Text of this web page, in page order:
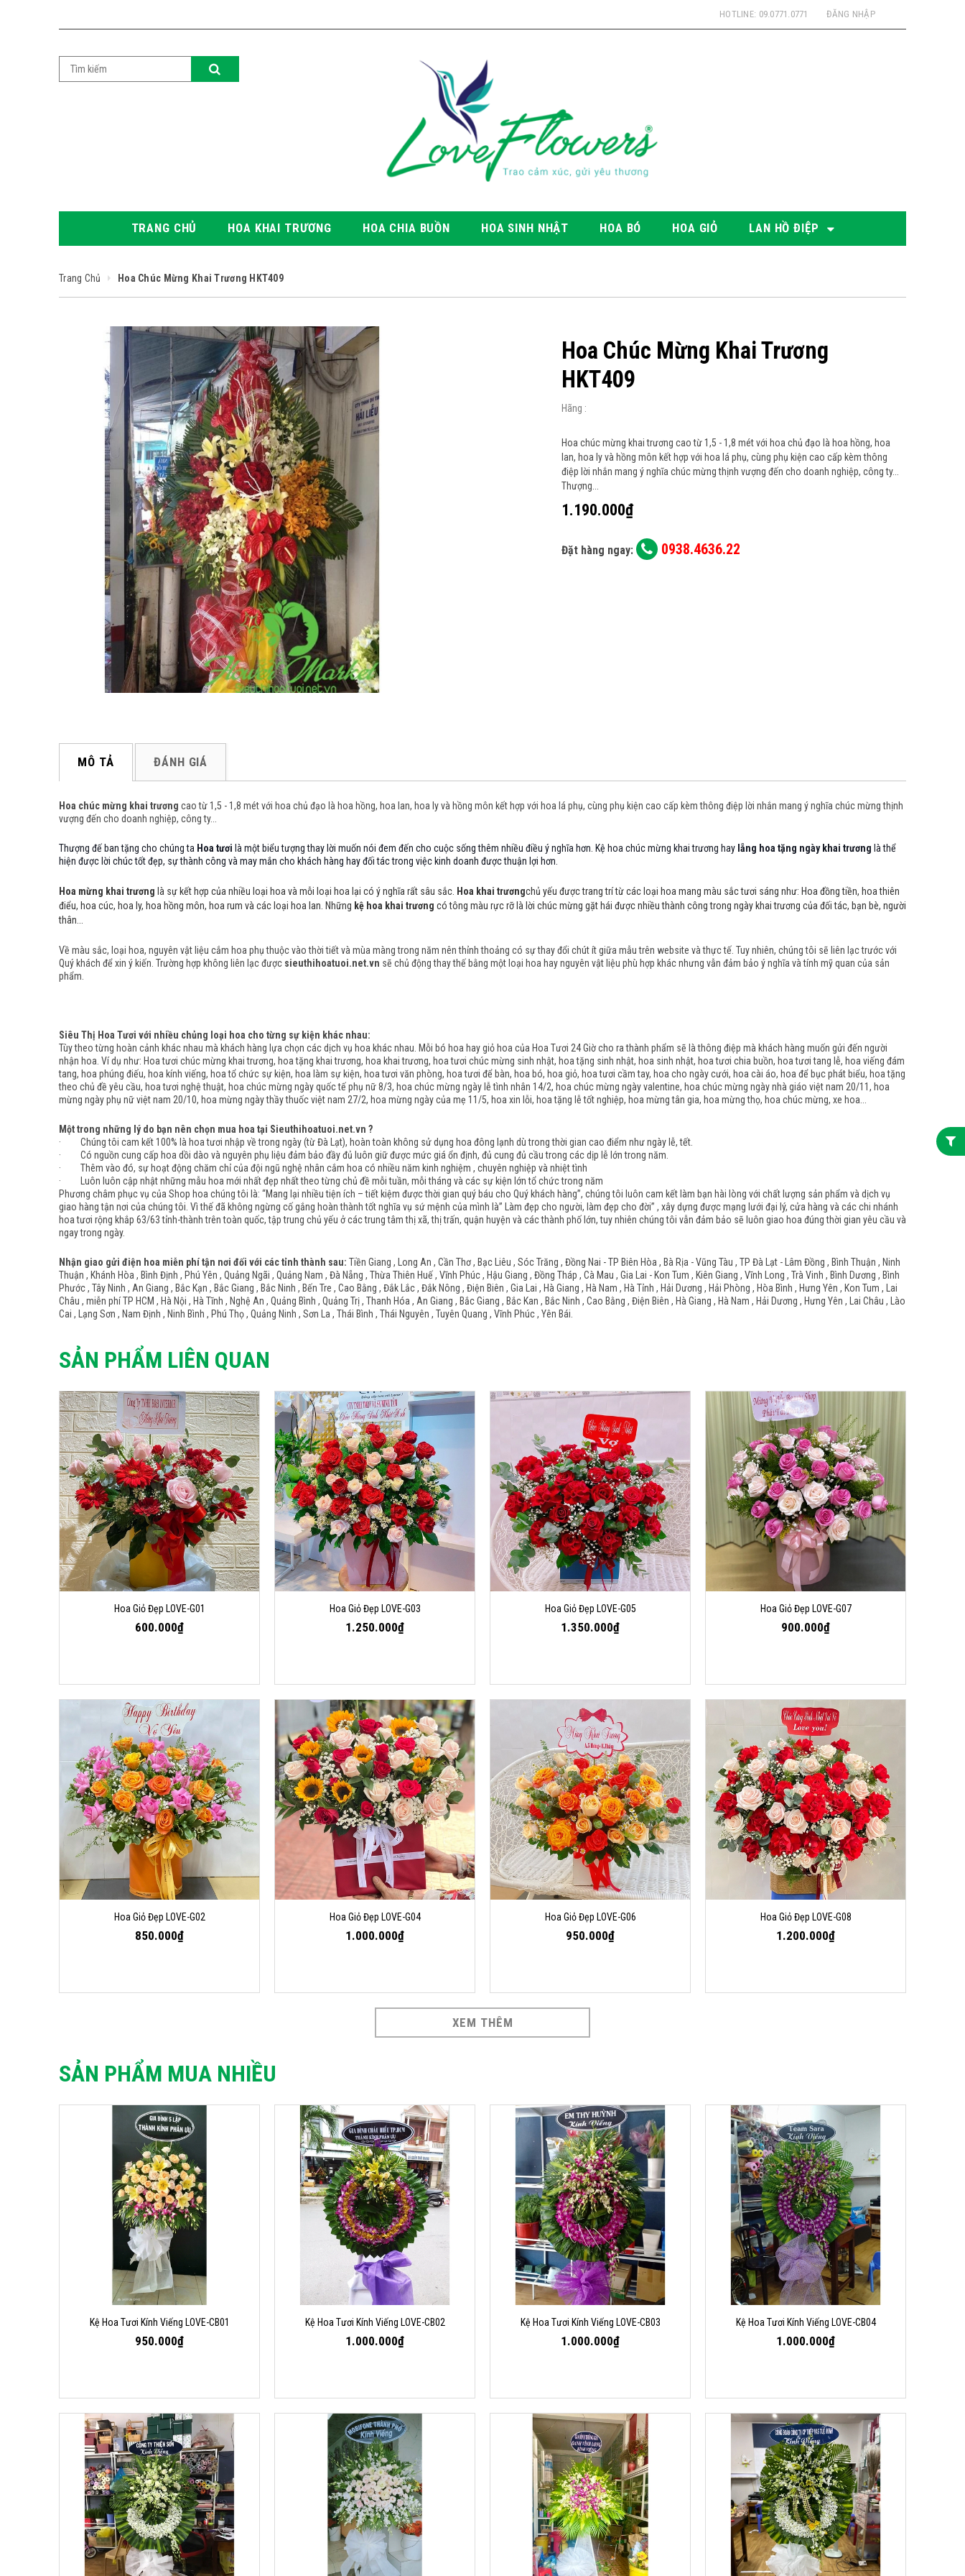
ĐĂNG NHẬP
HOTLINE: 09.0771.0771
TRANG CHỦ HOA KHAI TRƯƠNG HOA CHIA BUỒN HOA SINH NHẬT HOA BÓ HOA GIỎ LAN HỒ ĐIỆP
Trang Chủ Hoa Chúc Mừng Khai Trương HKT409
Hoa Chúc Mừng Khai Trương
HKT409
Hãng :
Hoa chúc mừng khai trương cao từ 1,5 - 1,8 mét với hoa chủ đạo là hoa hồng, hoa
lan, hoa ly và hồng môn kết hợp với hoa lá phụ, cùng phụ kiện cao cấp kèm thông
điệp lời nhắn mang ý nghĩa chúc mừng thịnh vượng đến cho doanh nghiệp, công ty...
Thượng...
1.190.000₫
Đặt hàng ngay: 0938.4636.22
MÔ TẢ ĐÁNH GIÁ
Hoa chúc mừng khai trương cao từ 1,5 - 1,8 mét với hoa chủ đạo là hoa hồng, hoa lan, hoa ly và hồng môn kết hợp với hoa lá phụ, cùng phụ kiện cao cấp kèm thông điệp lời nhắn mang ý nghĩa chúc mừng thịnh
vượng đến cho doanh nghiệp, công ty...
Thượng đế ban tặng cho chúng ta Hoa tươi là một biểu tượng thay lời muốn nói đem đến cho cuộc sống thêm nhiều điều ý nghĩa hơn. Kệ hoa chúc mừng khai trương hay lẵng hoa tặng ngày khai trương là thể
hiện được lời chúc tốt đẹp, sự thành công và may mắn cho khách hàng hay đối tác trong việc kinh doanh được thuận lợi hơn.
Hoa mừng khai trương là sự kết hợp của nhiều loại hoa và mỗi loại hoa lại có ý nghĩa rất sâu sắc. Hoa khai trươngchủ yếu được trang trí từ các loại hoa mang màu sắc tươi sáng như: Hoa đồng tiền, hoa thiên
điểu, hoa cúc, hoa ly, hoa hồng môn, hoa rum và các loại hoa lan. Những kệ hoa khai trương có tông màu rực rỡ là lời chúc mừng gặt hái được nhiều thành công trong ngày khai trương của đối tác, bạn bè, người
thân...
Về màu sắc, loại hoa, nguyên vật liệu cắm hoa phụ thuộc vào thời tiết và mùa màng trong năm nên thỉnh thoảng có sự thay đổi chút ít giữa mẫu trên website và thực tế. Tuy nhiên, chúng tôi sẽ liên lạc trước với
Quý khách để xin ý kiến. Trường hợp không liên lạc được sieuthihoatuoi.net.vn sẽ chủ động thay thế bằng một loại hoa hay nguyên vật liệu phù hợp khác nhưng vẫn đảm bảo ý nghĩa và tính mỹ quan của sản
phẩm.
Siêu Thị Hoa Tươi với nhiều chủng loại hoa cho từng sự kiện khác nhau:
Tùy theo từng hoàn cảnh khác nhau mà khách hàng lựa chọn các dịch vụ hoa khác nhau. Mỗi bó hoa hay giỏ hoa của Hoa Tươi 24 Giờ cho ra thành phẩm sẽ là thông điệp mà khách hàng muốn gửi đến người
nhận hoa. Ví dụ như: Hoa tươi chúc mừng khai trương, hoa tặng khai trương, hoa khai trương, hoa tươi chúc mừng sinh nhật, hoa tặng sinh nhật, hoa sinh nhật, hoa tươi chia buồn, hoa tươi tang lễ, hoa viếng đám
tang, hoa phúng điếu, hoa kính viếng, hoa tổ chức sự kiện, hoa làm sự kiện, hoa tươi văn phòng, hoa tươi để bàn, hoa bó, hoa giỏ, hoa tươi cầm tay, hoa cho ngày cưới, hoa cài áo, hoa để bục phát biểu, hoa tặng
theo chủ đề yêu cầu, hoa tươi nghệ thuật, hoa chúc mừng ngày quốc tế phụ nữ 8/3, hoa chúc mừng ngày lễ tình nhân 14/2, hoa chúc mừng ngày valentine, hoa chúc mừng ngày nhà giáo việt nam 20/11, hoa
mừng ngày phụ nữ việt nam 20/10, hoa mừng ngày thầy thuốc việt nam 27/2, hoa mừng ngày của mẹ 11/5, hoa xin lỗi, hoa tặng lễ tốt nghiệp, hoa mừng tân gia, hoa mừng thọ, hoa chúc mừng, xe hoa...
Một trong những lý do bạn nên chọn mua hoa tại Sieuthihoatuoi.net.vn ?
· Chúng tôi cam kết 100% là hoa tươi nhập về trong ngày (từ Đà Lạt), hoàn toàn không sử dụng hoa đông lạnh dù trong thời gian cao điểm như ngày lễ, tết.
· Có nguồn cung cấp hoa dồi dào và nguyên phụ liệu đảm bảo đầy đủ luôn giữ được mức giá ổn định, đủ cung đủ cầu trong các dịp lễ lớn trong năm.
· Thêm vào đó, sự hoạt động chăm chỉ của đội ngũ nghệ nhân cắm hoa có nhiều năm kinh nghiệm , chuyên nghiệp và nhiệt tình
· Luôn luôn cập nhật những mẫu hoa mới nhất đẹp nhất theo từng chủ đề mỗi tuần, mỗi tháng và các sự kiện lớn tổ chức trong năm
Phương châm phục vụ của Shop hoa chúng tôi là: “Mang lại nhiều tiện ích – tiết kiệm được thời gian quý báu cho Quý khách hàng”, chúng tôi luôn cam kết làm bạn hài lòng với chất lượng sản phẩm và dịch vụ
giao hàng tận nơi của chúng tôi. Vì thế đã không ngừng cố gắng hoàn thành tốt nghĩa vụ sứ mệnh của mình là” Làm đẹp cho người, làm đẹp cho đời” , xây dựng được mạng lưới đại lý, cửa hàng và các chi nhánh
hoa tươi rộng khắp 63/63 tỉnh-thành trên toàn quốc, tập trung chủ yếu ở các trung tâm thị xã, thị trấn, quận huyện và các thành phố lớn, tuy nhiên chúng tôi vẫn đảm bảo sẽ luôn giao hoa đúng thời gian yêu cầu và
ngay trong ngày.
Nhận giao gửi điện hoa miễn phí tận nơi đối với các tỉnh thành sau: Tiền Giang , Long An , Cần Thơ , Bạc Liêu , Sóc Trăng , Đồng Nai - TP Biên Hòa , Bà Rịa - Vũng Tàu , TP Đà Lạt - Lâm Đồng , Bình Thuận , Ninh
Thuận , Khánh Hòa , Bình Định , Phú Yên , Quảng Ngãi , Quảng Nam , Đà Nẵng , Thừa Thiên Huế , Vĩnh Phúc , Hậu Giang , Đồng Tháp , Cà Mau , Gia Lai - Kon Tum , Kiên Giang , Vĩnh Long , Trà Vinh , Bình Dương , Bình
Phước , Tây Ninh , An Giang , Bắc Kạn , Bắc Giang , Bắc Ninh , Bến Tre , Cao Bằng , Đắk Lắc , Đắk Nông , Điện Biên , Gia Lai , Hà Giang , Hà Nam , Hà Tỉnh , Hải Dương , Hải Phòng , Hòa Bình , Hưng Yên , Kon Tum , Lai
Châu , miễn phí TP HCM , Hà Nội , Hà Tĩnh , Nghệ An , Quảng Bình , Quảng Trị , Thanh Hóa , An Giang , Bắc Giang , Bắc Kan , Bắc Ninh , Cao Bằng , Điện Biên , Hà Giang , Hà Nam , Hải Dương , Hưng Yên , Lai Châu , Lào
Cai , Lạng Sơn , Nam Định , Ninh Bình , Phú Thọ , Quảng Ninh , Sơn La , Thái Bình , Thái Nguyên , Tuyên Quang , Vĩnh Phúc , Yên Bái.
SẢN PHẨM LIÊN QUAN
Hoa Giỏ Đẹp LOVE-G01
600.000₫
Hoa Giỏ Đẹp LOVE-G02
850.000₫
Hoa Giỏ Đẹp LOVE-G03
1.250.000₫
Hoa Giỏ Đẹp LOVE-G04
1.000.000₫
Hoa Giỏ Đẹp LOVE-G05
1.350.000₫
Hoa Giỏ Đẹp LOVE-G06
950.000₫
Hoa Giỏ Đẹp LOVE-G07
900.000₫
Hoa Giỏ Đẹp LOVE-G08
1.200.000₫
XEM THÊM
SẢN PHẨM MUA NHIỀU
Kệ Hoa Tươi Kính Viếng LOVE-CB01
950.000₫
Kệ Hoa Tươi Kính Viếng LOVE-CB02
1.000.000₫
Kệ Hoa Tươi Kính Viếng LOVE-CB03
1.000.000₫
Kệ Hoa Tươi Kính Viếng LOVE-CB04
1.000.000₫